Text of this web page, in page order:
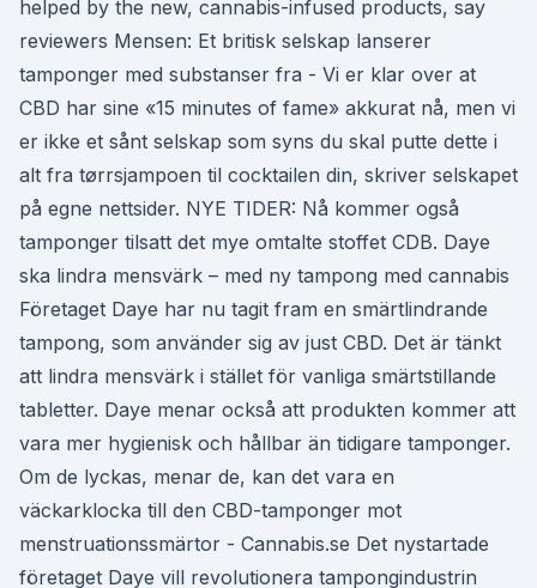
helped by the new, cannabis-infused products, say
reviewers Mensen: Et britisk selskap lanserer
tamponger med substanser fra - Vi er klar over at
CBD har sine «15 minutes of fame» akkurat nå, men vi
er ikke et sånt selskap som syns du skal putte dette i
alt fra tørrsjampoen til cocktailen din, skriver selskapet
på egne nettsider. NYE TIDER: Nå kommer også
tamponger tilsatt det mye omtalte stoffet CDB. Daye
ska lindra mensvärk – med ny tampong med cannabis
Företaget Daye har nu tagit fram en smärtlindrande
tampong, som använder sig av just CBD. Det är tänkt
att lindra mensvärk i stället för vanliga smärtstillande
tabletter. Daye menar också att produkten kommer att
vara mer hygienisk och hållbar än tidigare tamponger.
Om de lyckas, menar de, kan det vara en
väckarklocka till den CBD-tamponger mot
menstruationssmärtor - Cannabis.se Det nystartade
företaget Daye vill revolutionera tampongindustrin